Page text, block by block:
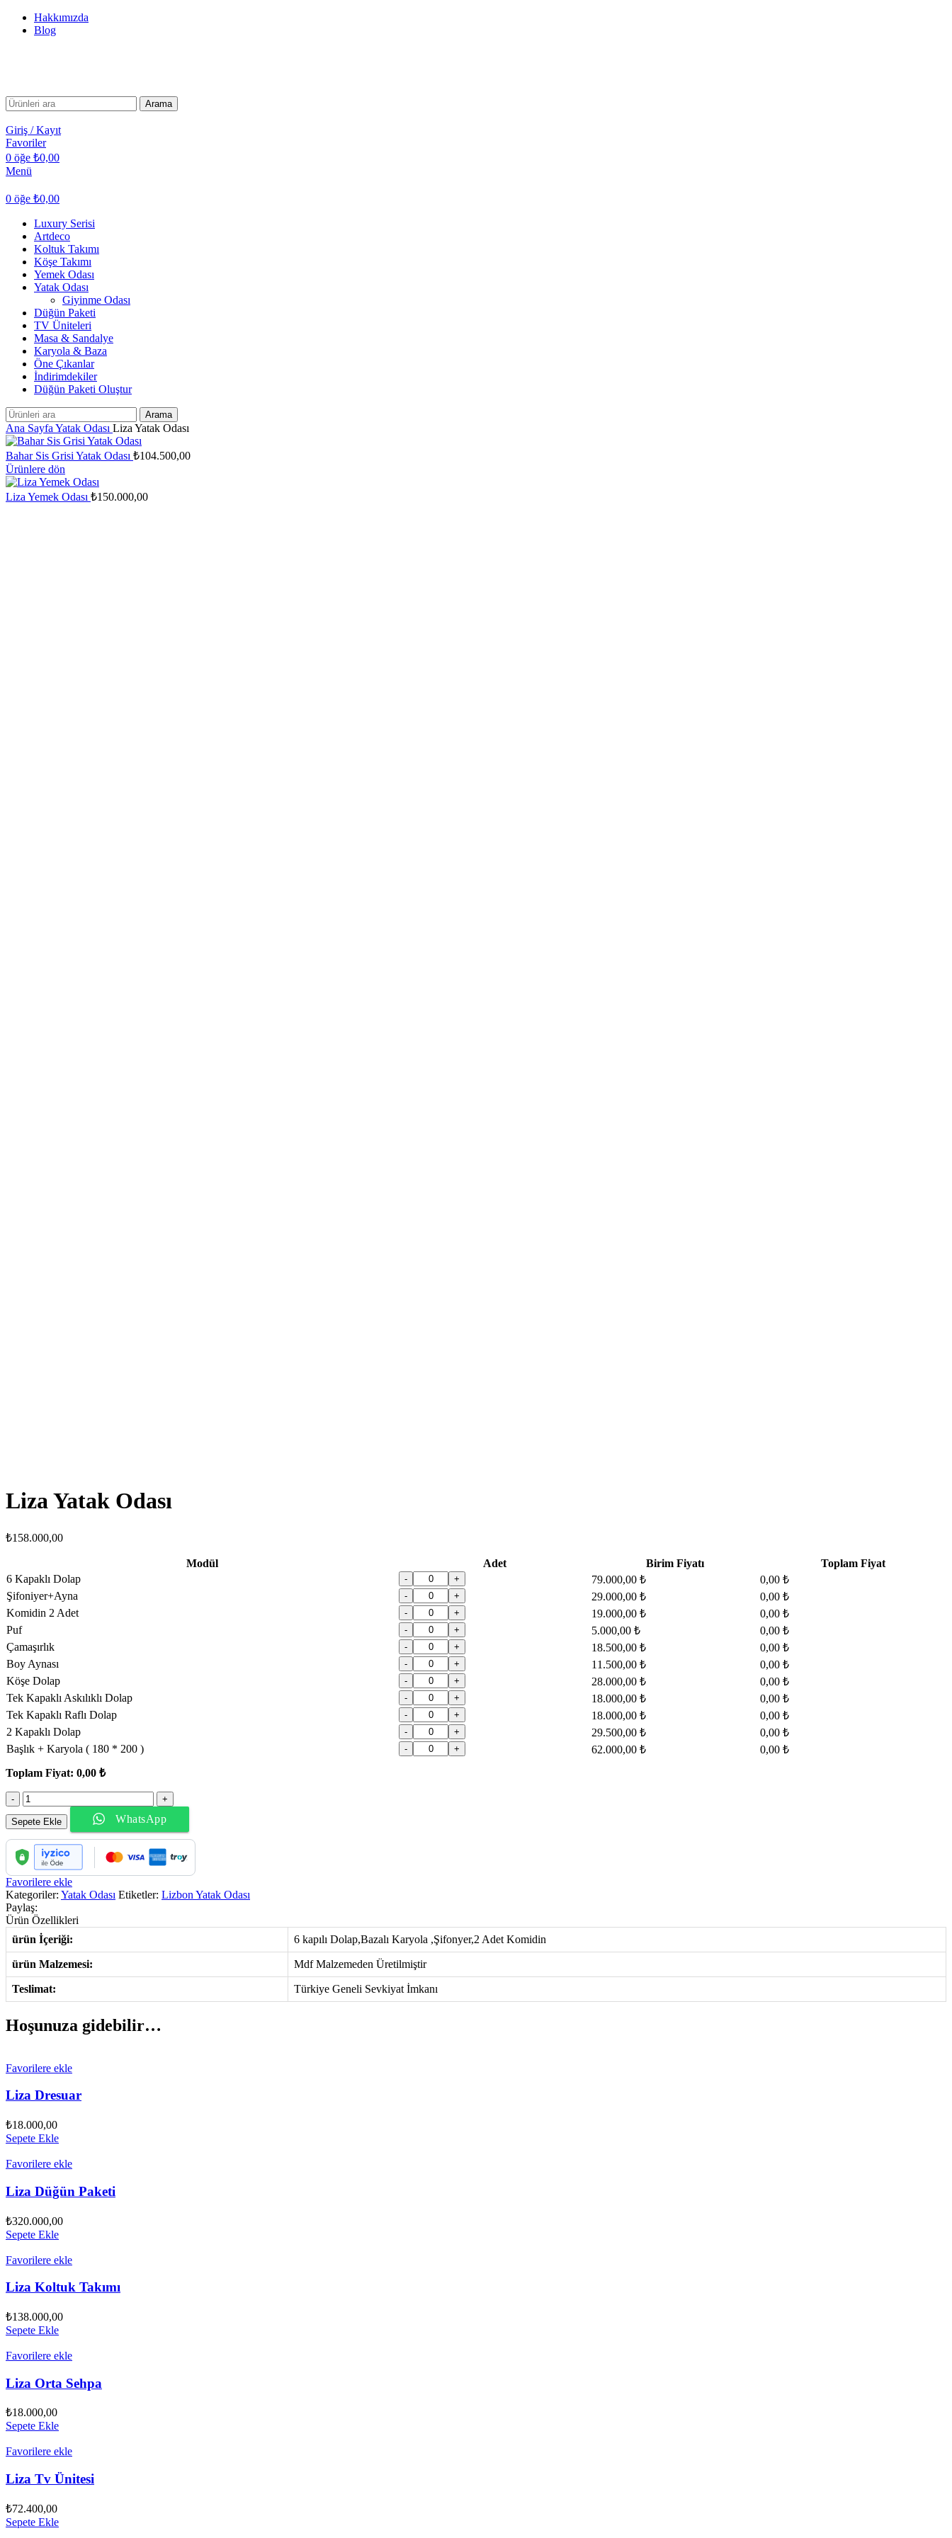
Hakkımızda
Blog
Arama
Giriş / Kayıt
Favoriler
0 öğe ₺0,00
Menü
0 öğe ₺0,00
Luxury Serisi
Artdeco
Koltuk Takımı
Köşe Takımı
Yemek Odası
Yatak Odası
Giyinme Odası
Düğün Paketi
TV Üniteleri
Masa & Sandalye
Karyola & Baza
Öne Çıkanlar
İndirimdekiler
Düğün Paketi Oluştur
Arama
Ana Sayfa Yatak Odası Liza Yatak Odası
Bahar Sis Grisi Yatak Odası ₺104.500,00
Ürünlere dön
Liza Yemek Odası ₺150.000,00
Liza Yatak Odası
₺158.000,00
Modül Adet Birim Fiyatı
Toplam Fiyat
6 Kapaklı Dolap
- + 79.000,00 ₺
0,00 ₺
Şifoniyer+Ayna
- + 29.000,00 ₺
0,00 ₺
Komidin 2 Adet
- + 19.000,00 ₺
0,00 ₺
Puf
- + 5.000,00 ₺
0,00 ₺
Çamaşırlık
- + 18.500,00 ₺
0,00 ₺
Boy Aynası
- + 11.500,00 ₺
0,00 ₺
Köşe Dolap
- + 28.000,00 ₺
0,00 ₺
Tek Kapaklı Askılıklı Dolap
- + 18.000,00 ₺
0,00 ₺
Tek Kapaklı Raflı Dolap
- + 18.000,00 ₺
0,00 ₺
2 Kapaklı Dolap
- + 29.500,00 ₺
0,00 ₺
Başlık + Karyola ( 180 * 200 )
- + 62.000,00 ₺
0,00 ₺
Toplam Fiyat: 0,00 ₺
Liza
Yatak
Odası
Sepete Ekle WhatsApp
Favorilere ekle
Kategoriler: Yatak Odası Etiketler: Lizbon Yatak Odası
Paylaş:
Ürün Özellikleri
ürün İçeriği:
6 kapılı Dolap,Bazalı Karyola ,Şifonyer,2 Adet Komidin
ürün Malzemesi: Mdf Malzemeden Üretilmiştir
Teslimat: Türkiye Geneli Sevkiyat İmkanı
Hoşunuza gidebilir…
Favorilere ekle
Liza Dresuar
₺18.000,00
Sepete Ekle
Favorilere ekle
Liza Düğün Paketi
₺320.000,00
Sepete Ekle
Favorilere ekle
Liza Koltuk Takımı
₺138.000,00
Sepete Ekle
Favorilere ekle
Liza Orta Sehpa
₺18.000,00
Sepete Ekle
Favorilere ekle
Liza Tv Ünitesi
₺72.400,00
Sepete Ekle